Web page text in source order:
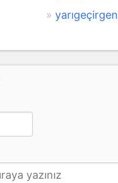
yarıgeçirgen